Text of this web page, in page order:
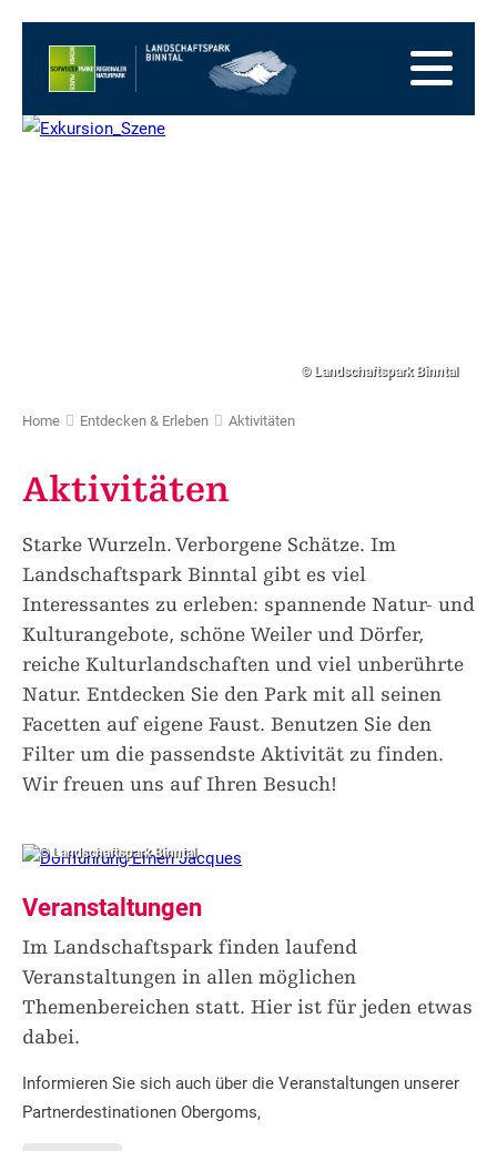
Startseite
Hauptnavigation
Fussbereich
Zur
© Landschaftspark Binntal
Home Entdecken & Erleben Aktivitäten
Aktivitäten
Starke Wurzeln. Verborgene Schätze. Im
Landschaftspark Binntal gibt es viel
Interessantes zu erleben: spannende Natur- und
Kulturangebote, schöne Weiler und Dörfer,
reiche Kulturlandschaften und viel unberührte
Natur. Entdecken Sie den Park mit all seinen
Facetten auf eigene Faust. Benutzen Sie den
Filter um die passendste Aktivität zu finden.
Wir freuen uns auf Ihren Besuch!
© Landschaftspark Binntal
Veranstaltungen
Im Landschaftspark finden laufend
Veranstaltungen in allen möglichen
Themenbereichen statt. Hier ist für jeden etwas
dabei.
Informieren Sie sich auch über die Veranstaltungen unserer
Partnerdestinationen Obergoms,